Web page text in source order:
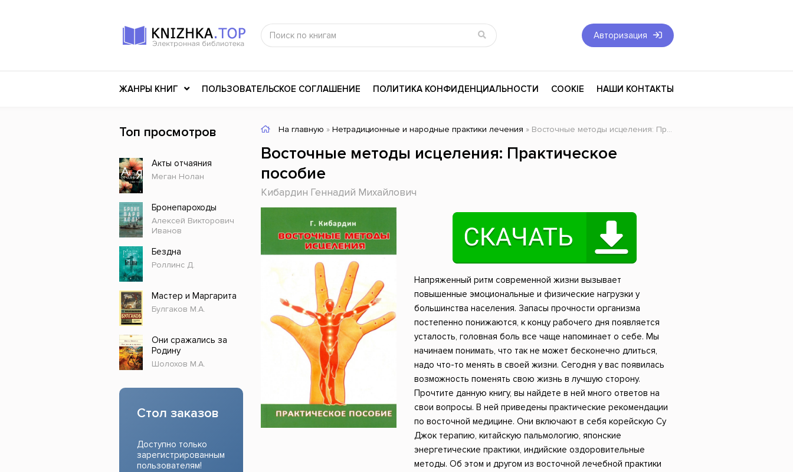
Авторизация
ЖАНРЫ КНИГ
Российское искусство
Детективы
Детские книги
История
Разное
Прочие издания
Мемуары и Биография
Научная литература
Учебники
Любовные романы
Сказки
Триллеры
Справочники
Научные издания
История России
Внутренняя политика
Юриспруденция
ПОЛЬЗОВАТЕЛЬСКОЕ СОГЛАШЕНИЕ ПОЛИТИКА КОНФИДЕНЦИАЛЬНОСТИ COOKIE НАШИ КОНТАКТЫ
На главную » Нетрадиционные и народные практики лечения » Восточные методы исцеления: Практическое пособие
Восточные методы исцеления: Практическое
пособие
Кибардин Геннадий Михайлович
Напряженный ритм современной жизни вызывает
повышенные эмоциональные и физические нагрузки у
большинства населения. Запасы прочности организма
постепенно понижаются, к концу рабочего дня появляется
усталость, головная боль все чаще напоминает о себе. Мы
начинаем понимать, что так не может бесконечно длиться,
надо что-то менять в своей жизни. Сегодня у вас появилась
возможность поменять свою жизнь в лучшую сторону.
Прочтите данную книгу, вы найдете в ней много ответов на
свои вопросы. В ней приведены практические рекомендации
по восточной медицине. Они включают в себя корейскую Су
Джок терапию, китайскую пальмологию, японские
энергетические практики, индийские оздоровительные
методы. Об этом и другом из восточной лечебной практики
Топ просмотров
Акты отчаяния
Меган Нолан
Бронепароходы
Алексей Викторович
Иванов
Бездна
Роллинс Д.
Мастер и Маргарита
Булгаков М.А.
Они сражались за
Родину
Шолохов М.А.
Стол заказов
Доступно только
зарегистрированным
пользователям!